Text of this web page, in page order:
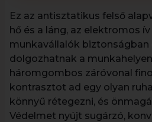
Ez az antisztatikus felső
hő és a láng, az elektromos ív
munkavállalók biztonságban
dolgozhatnak a
háromgombos záróvonal
kontrasztot ad egy olyan
könnyű rétegezni, és
Védelmet nyújt sugárzó,